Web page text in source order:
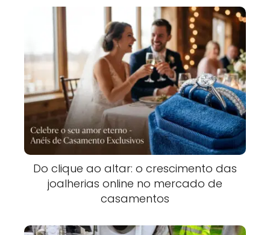
Do clique ao altar: o crescimento das
joalherias online no mercado de
casamentos